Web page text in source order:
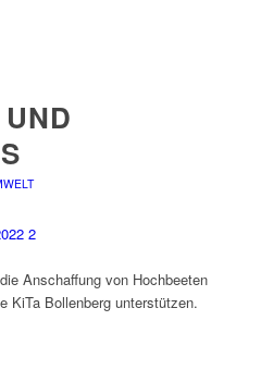
Anschaffung von Hochbeeten
KiTa Bollenberg unterstützen.